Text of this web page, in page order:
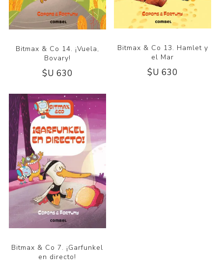
Bitmax & Co 14. ¡Vuela,
Bovary!
$U 630
Bitmax & Co 13. Hamlet y
el Mar
$U 630
Bitmax & Co 7. ¡Garfunkel
en directo!